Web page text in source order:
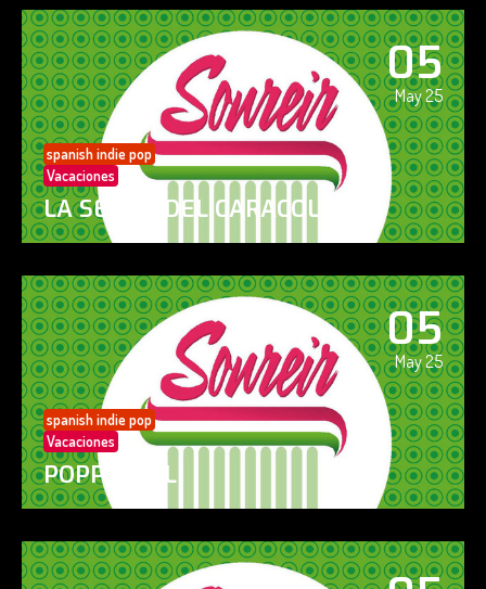
05
May 25
spanish indie pop
Vacaciones
LA SENDA DEL CARACOL
05
May 25
spanish indie pop
Vacaciones
POPPY GIRL